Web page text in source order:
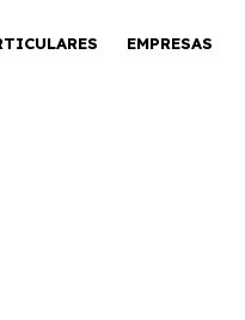
EMPRESAS